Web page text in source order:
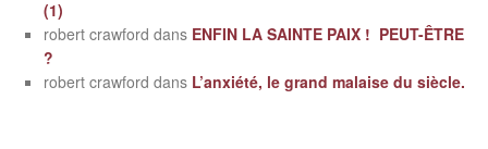
(1)
robert crawford dans ENFIN LA SAINTE PAIX ! PEUT-ÊTRE
?
robert crawford dans L’anxiété, le grand malaise du siècle.